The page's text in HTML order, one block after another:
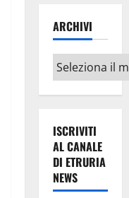
ARCHIVI
Archivi
ISCRIVITI
AL CANALE
DI ETRURIA
NEWS